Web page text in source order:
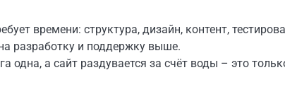
времени: структура, дизайн, контент,
разработку и поддержку выше.
одна, а сайт раздувается за счёт воды – это